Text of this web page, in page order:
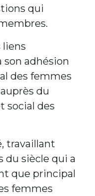
qui
liens
son adhésion
des femmes
du
social des
travaillant
du siècle qui a
que principal
femmes